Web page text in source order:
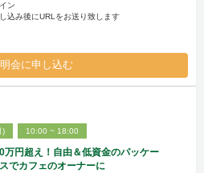
ン
込み後にURLをお送り致します
会に申し込む
) 10:00 ~ 18:00
万円超え！自由＆低資金のパッケー
でカフェのオーナーに